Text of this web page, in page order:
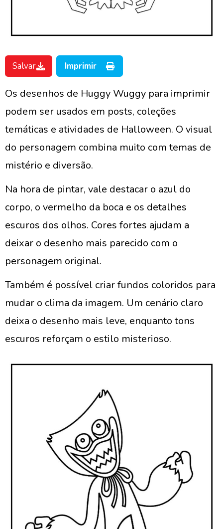
Salvar Imprimir
Os desenhos de Huggy Wuggy para imprimir
podem ser usados em posts, coleções
temáticas e atividades de Halloween. O visual
do personagem combina muito com temas de
mistério e diversão.
Na hora de pintar, vale destacar o azul do
corpo, o vermelho da boca e os detalhes
escuros dos olhos. Cores fortes ajudam a
deixar o desenho mais parecido com o
personagem original.
Também é possível criar fundos coloridos para
mudar o clima da imagem. Um cenário claro
deixa o desenho mais leve, enquanto tons
escuros reforçam o estilo misterioso.